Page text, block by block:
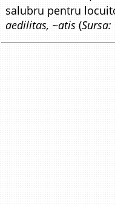
salubru pentru
aedilitas, ~atis (Sursa: